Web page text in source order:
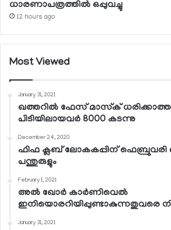
ധാരണാപത്രത്തില്‍ ഒപ്പുവച്ചു
12 hours ago
Most Viewed
January 31, 2021
ഖത്തറില്‍ ഫേസ് മാസ്‌ക്
പിടിയിലായവര്‍ 8000 കടന്നു
December 24, 2020
ഫിഫ ക്ലബ് ലോകകപ്പിന് ഫെബ്രുവരി
പന്തുരുളും
February 1, 2021
അല്‍ ഖോര്‍ കാര്‍ണിവെല്‍
ഇനിയൊരറിയിപ്പുണ്ടാകുന്നതുവരെ
January 31, 2021